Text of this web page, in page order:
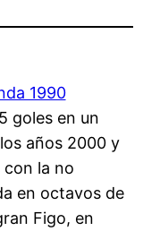
goles en un
años 2000 y
la no
en octavos de
Figo, en